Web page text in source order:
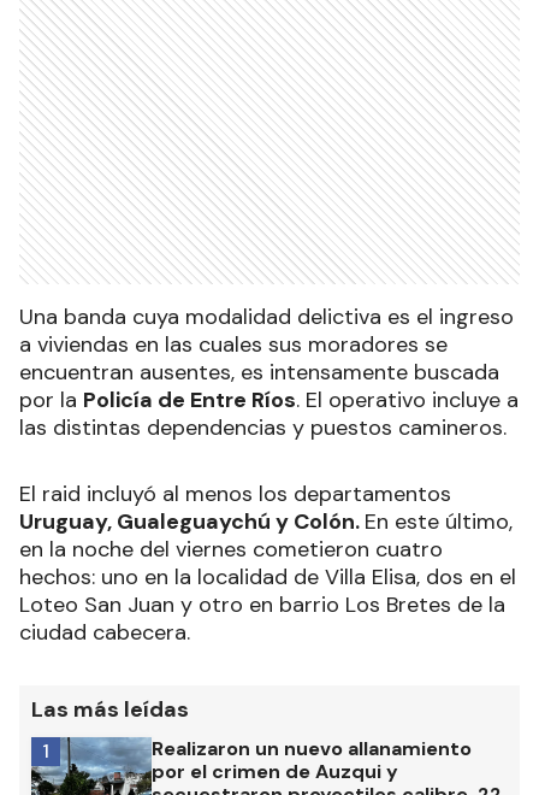
Una banda cuya modalidad delictiva es el ingreso
a viviendas en las cuales sus moradores se
encuentran ausentes, es intensamente buscada
por la Policía de Entre Ríos. El operativo incluye a
las distintas dependencias y puestos camineros.
El raid incluyó al menos los departamentos
Uruguay, Gualeguaychú y Colón. En este último,
en la noche del viernes cometieron cuatro
hechos: uno en la localidad de Villa Elisa, dos en el
Loteo San Juan y otro en barrio Los Bretes de la
ciudad cabecera.
Las más leídas
Realizaron un nuevo allanamiento
por el crimen de Auzqui y
1